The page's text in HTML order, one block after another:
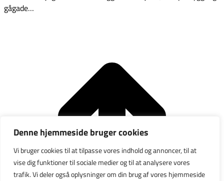
Denne hjemmeside bruger cookies
Vi bruger cookies til at tilpasse vores indhold og annoncer, til at
vise dig funktioner til sociale medier og til at analysere vores
trafik. Vi deler også oplysninger om din brug af vores hjemmeside
gågade…